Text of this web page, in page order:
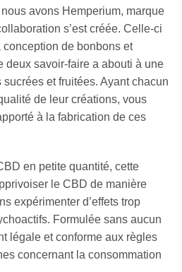
avons Hemperium, marque
s’est créée. Celle-ci
de bonbons et
deux savoir-faire a abouti à une
et fruitées. Ayant chacun
de leur créations, vous
à la fabrication de ces
en petite quantité, cette
le CBD de manière
expérimenter d’effets trop
Formulée sans aucun
légale et conforme aux règles
concernant la consommation